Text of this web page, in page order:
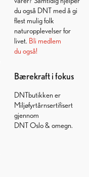
du også DNT med å gi
flest mulig folk
naturopplevelser for
livet. Bli medlem
du også!
Bærekraft i fokus
DNTbutikken er
Miljøfyrtårnsertifisert
gjennom
DNT Oslo & omegn.